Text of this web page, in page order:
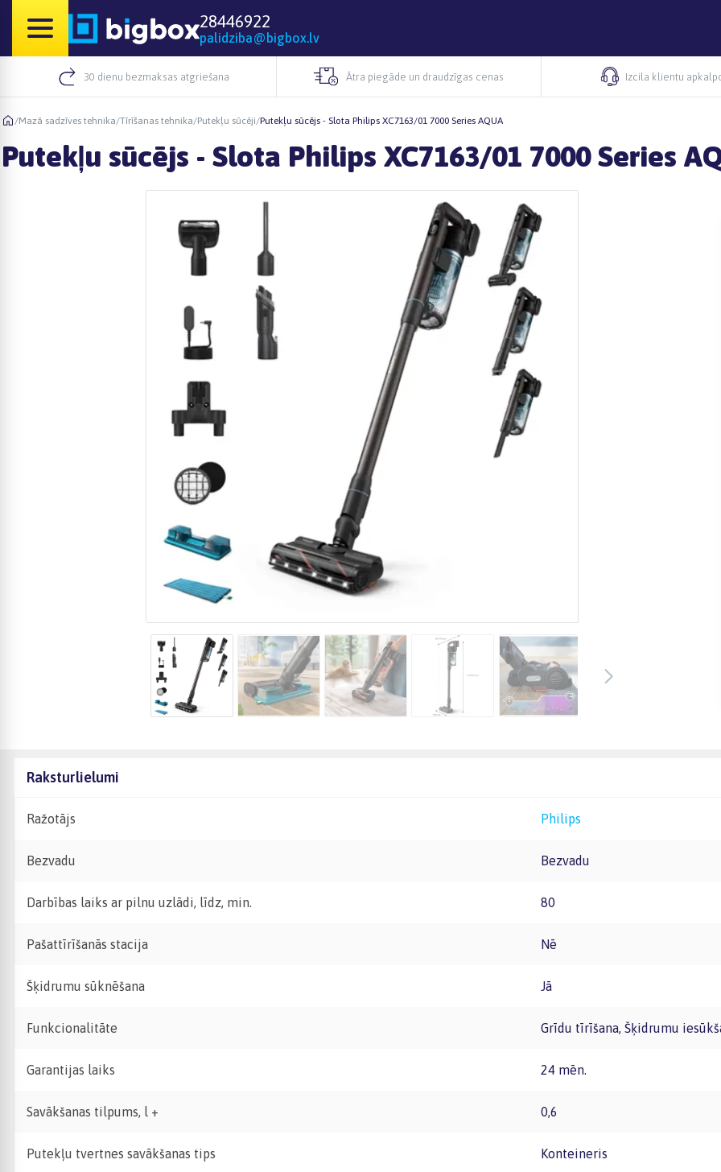
28446922
palidziba@bigbox.lv
30 dienu bezmaksas atgriešana Ātra piegāde un draudzīgas cenas Izcila klientu
/Mazā sadzīves tehnika/Tīrīšanas tehnika/Putekļu sūcēji/Putekļu sūcējs - Slota Philips XC7163/01 7000 Series AQUA
Putekļu sūcējs - Slota Philips XC7163/01 7000 Series
Raksturlielumi
Ražotājs Philips
Bezvadu Bezvadu
Darbības laiks ar pilnu uzlādi, līdz, min. 80
Pašattīrīšanās stacija Nē
Šķidrumu sūknēšana Jā
Funkcionalitāte Grīdu tīrīšana, Šķidrumu
Garantijas laiks 24 mēn.
Savākšanas tilpums, l + 0,6
Putekļu tvertnes savākšanas tips Konteineris